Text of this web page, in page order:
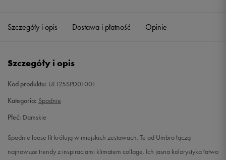
Szczegóły i opis Dostawa i płatność Opinie
Szczegóły i opis
Kod produktu: UL125SPD01001
Kategoria: Spodnie
Płeć: Damskie
Spodnie loose fit królują w miejskich zestawach. Te od Umbro łączą
najnowsze trendy z inspiracjami klimatem collage. Ich jasna kolorystyka łatwo